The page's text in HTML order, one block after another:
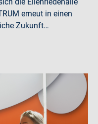
erneut in einen
Zukunft…